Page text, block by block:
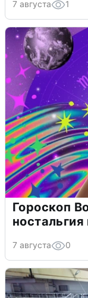
7 августа 1
Гороскоп
7 августа 0